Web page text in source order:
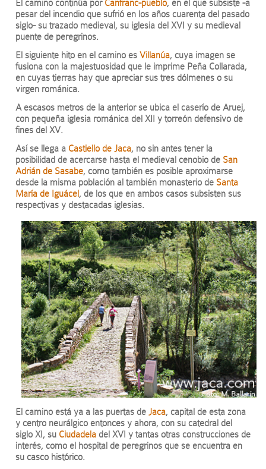
El camino continúa por Canfranc-pueblo, en el que subsiste -a
pesar del incendio que sufrió en los años cuarenta del pasado
siglo- su trazado medieval, su iglesia del XVI y su medieval
puente de peregrinos.
El siguiente hito en el camino es Villanúa, cuya imagen se
fusiona con la majestuosidad que le imprime Peña Collarada,
en cuyas tierras hay que apreciar sus tres dólmenes o su
virgen románica.
A escasos metros de la anterior se ubica el caserío de Aruej,
con pequeña iglesia románica del XII y torreón defensivo de
fines del XV.
Así se llega a Castiello de Jaca, no sin antes tener la
posibilidad de acercarse hasta el medieval cenobio de San
Adrián de Sasabe, como también es posible aproximarse
desde la misma población al también monasterio de Santa
María de Iguácel, de los que en ambos casos subsisten sus
respectivas y destacadas iglesias.
El camino está ya a las puertas de Jaca, capital de esta zona
y centro neurálgico entonces y ahora, con su catedral del
siglo XI, su Ciudadela del XVI y tantas otras construcciones de
interés, como el hospital de peregrinos que se encuentra en
su casco histórico.